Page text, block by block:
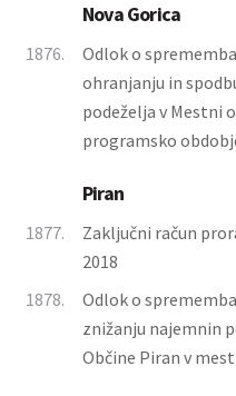
Nova Gorica
1876.
Odlok o
ohranjanju in
podeželja v Mestni
programsko
Piran
1877.
Zaključni račun
2018
1878.
Odlok o
znižanju najemnin
Občine Piran v